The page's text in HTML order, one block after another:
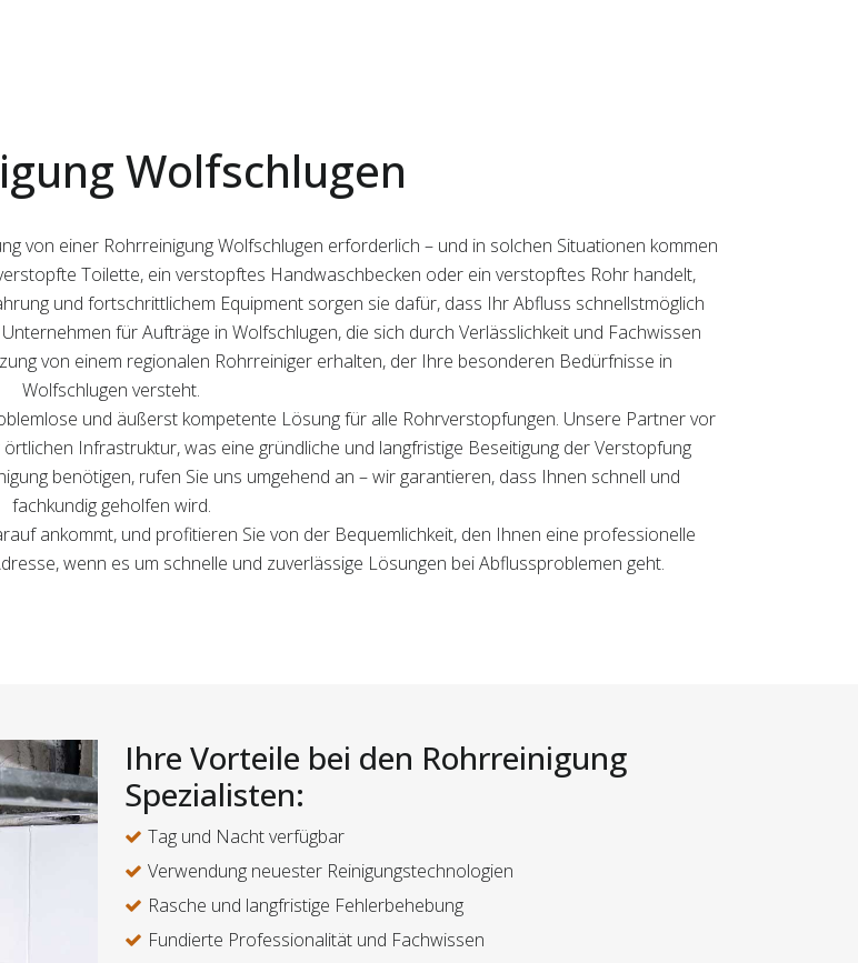
Wolfschlugen
von einer Rohrreinigung Wolfschlugen erforderlich – und in solchen Situationen kommen
Toilette, ein verstopftes Handwaschbecken oder ein verstopftes Rohr handelt,
und fortschrittlichem Equipment sorgen sie dafür, dass Ihr Abfluss schnellstmöglich
für Aufträge in Wolfschlugen, die sich durch Verlässlichkeit und Fachwissen
von einem regionalen Rohrreiniger erhalten, der Ihre besonderen Bedürfnisse in
Wolfschlugen versteht.
und äußerst kompetente Lösung für alle Rohrverstopfungen. Unsere Partner vor
Infrastruktur, was eine gründliche und langfristige Beseitigung der Verstopfung
benötigen, rufen Sie uns umgehend an – wir garantieren, dass Ihnen schnell und
fachkundig geholfen wird.
ankommt, und profitieren Sie von der Bequemlichkeit, den Ihnen eine professionelle
wenn es um schnelle und zuverlässige Lösungen bei Abflussproblemen geht.
Ihre Vorteile bei den Rohrreinigung
Spezialisten:
Tag und Nacht verfügbar
Verwendung neuester Reinigungstechnologien
Rasche und langfristige Fehlerbehebung
Fundierte Professionalität und Fachwissen